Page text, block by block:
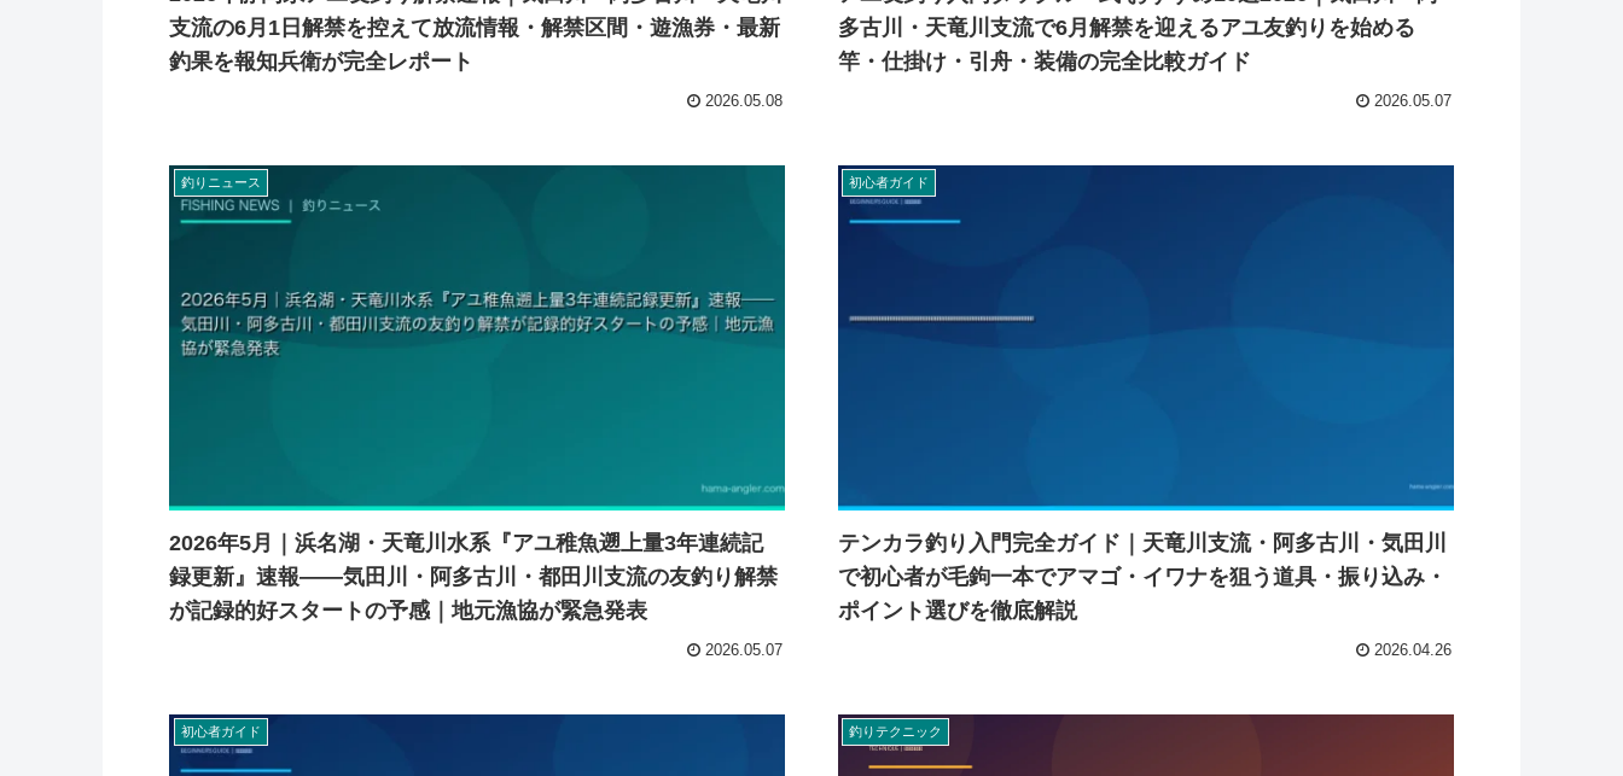
支流の6月1日解禁を控えて放流情報・解禁区間・遊漁券・最新
釣果を報知兵衛が完全レポート
2026.05.08
多古川・天竜川支流で6月解禁を迎えるアユ友釣りを始める
竿・仕掛け・引舟・装備の完全比較ガイド
2026.05.07
釣りニュース
2026年5月｜浜名湖・天竜川水系『アユ稚魚遡上量3年連続記
録更新』速報——気田川・阿多古川・都田川支流の友釣り解禁
が記録的好スタートの予感｜地元漁協が緊急発表
2026.05.07
初心者ガイド
テンカラ釣り入門完全ガイド｜天竜川支流・阿多古川・気田川
で初心者が毛鉤一本でアマゴ・イワナを狙う道具・振り込み・
ポイント選びを徹底解説
2026.04.26
初心者ガイド 釣りテクニック